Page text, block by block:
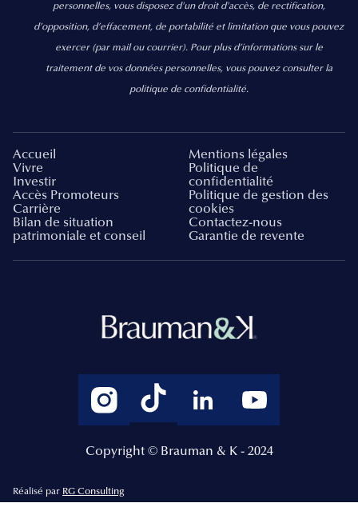
personnelles, vous disposez d'un droit d'accès, de rectification,
d’opposition, d’effacement, de portabilité et limitation que vous pouvez
exercer (par mail ou courrier). Pour plus d’informations sur le
traitement de vos données personnelles, vous pouvez consulter la
politique de confidentialité.
Accueil
Vivre
Investir
Accès Promoteurs
Carrière
Bilan de situation
patrimoniale et conseil
Mentions légales
Politique de
confidentialité
Politique de gestion des
cookies
Contactez-nous
Garantie de revente
Copyright © Brauman & K - 2024
Réalisé par RG Consulting